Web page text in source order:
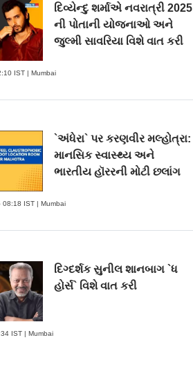
દિવ્યેન્દુ શર્માએ નવરાત્રી 2025
ની પોતાની યોજનાઓ અને
જુલ્મી સાવરિયા વિશે વાત કરી
IST | Mumbai
`અંધેરા` પર કરણવીર મલ્હોત્રા:
માનસિક સ્વાસ્થ્ય અને
ભારતીય હૉરરની મોટી છલાંગ
08:18 IST | Mumbai
દિગ્દર્શક સુનીલ શાનબાગ `ધ
હોર્સ` વિશે વાત કરી
IST | Mumbai